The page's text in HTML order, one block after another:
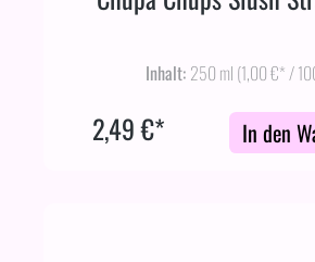
Inhalt: 250 ml (1,00 €* /
2,49 €* In den